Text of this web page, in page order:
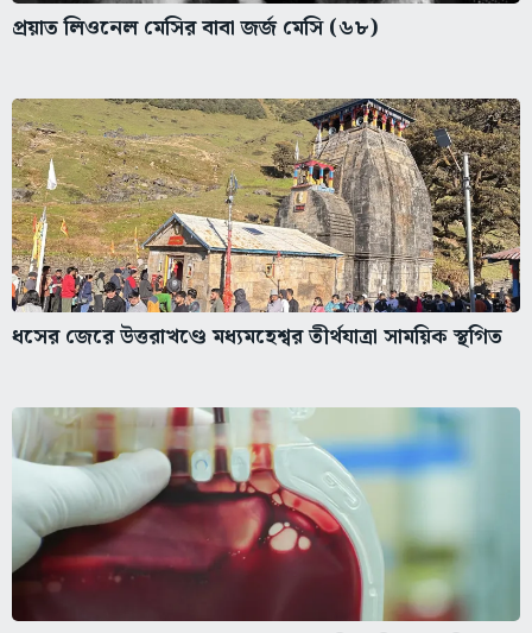
প্রয়াত লিওনেল মেসির বাবা জর্জ মেসি (৬৮)
ধসের জেরে উত্তরাখণ্ডে মধ্যমহেশ্বর তীর্থযাত্রা সাময়িক স্থগিত